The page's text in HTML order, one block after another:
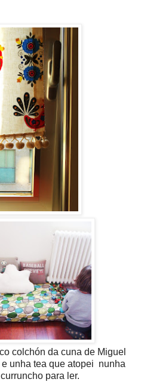
colchón da cuna de Miguel
unha tea que atopei nunha
para ler.